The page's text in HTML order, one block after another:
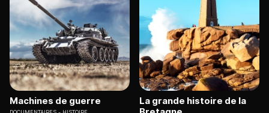
Machines de guerre
La grande histoire de la